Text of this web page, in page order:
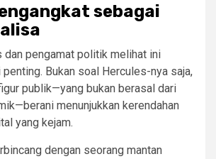
sebagai
dan pengamat politik melihat ini
Bukan soal Hercules-nya saja,
publik—yang bukan berasal dari
menunjukkan kerendahan
yang kejam.
dengan seorang mantan